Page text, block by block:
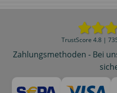
TrustScore 4.8 |
Zahlungsmethoden - Bei